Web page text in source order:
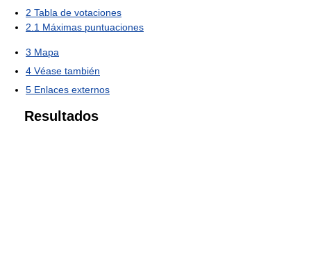
2 Tabla de votaciones
2.1 Máximas puntuaciones
3 Mapa
4 Véase también
5 Enlaces externos
Resultados